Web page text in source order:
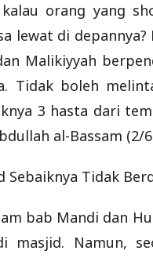
orang yang
lewat di
Malikiyyah
Tidak boleh
3 hasta dari
al-Bassam (2/
Sebaiknya Tidak
bab Mandi dan
Namun,